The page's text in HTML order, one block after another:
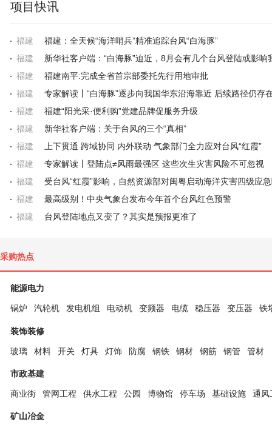
项目快讯
福建
福建：全天候“海洋哨兵”精准追踪台风“白海豚”
福建
新华社客户端：“白海豚”迫近，8月会有几个台风登陆或影响
福建
福建南平:完成全省首宗部委托先行用地审批
福建
福建
福建“阳光采·便利购”党建品牌促服务升级
福建
新华社客户端：关于台风的三个“真相”
福建
上下贯通 跨域协同 内外联动 气象部门全力应对台风“红霞”
福建
专家解读丨登陆点≠风雨最强区 这些次生灾害风险不可忽视
福建
受台风“红霞”影响，自然资源部对闽粤启动海洋灾害四级应
福建
最高级别！中央气象台发布今年首个台风红色预警
福建
台风登陆地点又变了？其实是预报更准了
采购热点
能源电力
锅炉 汽轮机 发电机组 电动机 变频器 电缆 稳压器 变压器 铁
装饰装修
玻璃 材料 开关 灯具 灯饰 防腐 钢铁 钢材 钢筋 钢管 管材
市政基建
商业街 管网工程 供水工程 公园 博物馆 停车场 基础设施 通风
矿山冶金